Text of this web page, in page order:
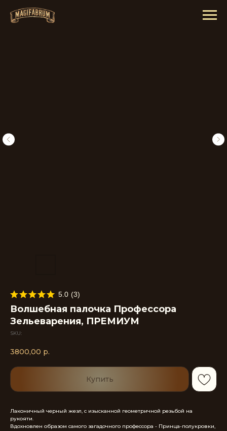
5.0 (3)
Волшебная палочка Профессора
Зельеварения, ПРЕМИУМ
SKU:
3800,00 р.
Купить
Лаконичный черный жезл, с изысканной геометричной резьбой на
рукояти.
Вдохновлен образом самого загадочного профессора - Принца-полукровки,